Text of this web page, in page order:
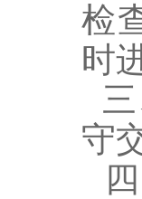
检
时
守